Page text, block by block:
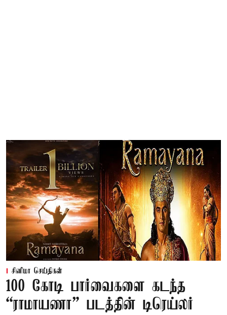
சினிமா செய்திகள்
100 கோடி பார்வைகளை கடந்த
“ராமாயணா” படத்தின் டிரெய்லர்